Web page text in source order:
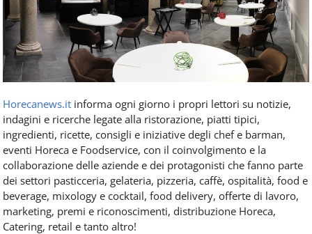
Horecanews.it informa ogni giorno i propri lettori su notizie,
indagini e ricerche legate alla ristorazione, piatti tipici,
ingredienti, ricette, consigli e iniziative degli chef e barman,
eventi Horeca e Foodservice, con il coinvolgimento e la
collaborazione delle aziende e dei protagonisti che fanno parte
dei settori pasticceria, gelateria, pizzeria, caffè, ospitalità, food e
beverage, mixology e cocktail, food delivery, offerte di lavoro,
marketing, premi e riconoscimenti, distribuzione Horeca,
Catering, retail e tanto altro!